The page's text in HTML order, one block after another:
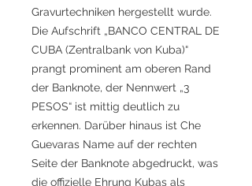
Gravurtechniken hergestellt wurde.
Die Aufschrift „BANCO CENTRAL DE
CUBA (Zentralbank von Kuba)“
prangt prominent am oberen Rand
der Banknote, der Nennwert „3
PESOS“ ist mittig deutlich zu
erkennen. Darüber hinaus ist Che
Guevaras Name auf der rechten
Seite der Banknote abgedruckt, was
die offizielle Ehrung Kubas als